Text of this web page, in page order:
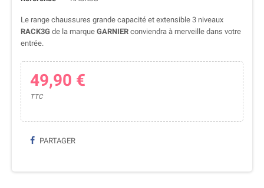
Le range chaussures grande capacité et extensible 3 niveaux
RACK3G de la marque GARNIER conviendra à merveille dans votre
entrée.
49,90 €
TTC
PARTAGER